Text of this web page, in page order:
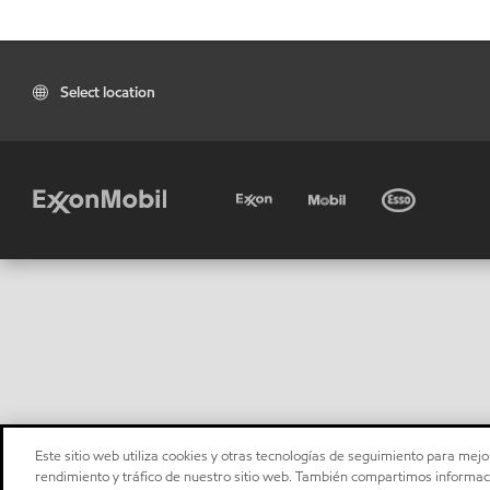
Select location
Este sitio web utiliza cookies y otras tecnologías de seguimiento para
rendimiento y tráfico de nuestro sitio web. También compartimos